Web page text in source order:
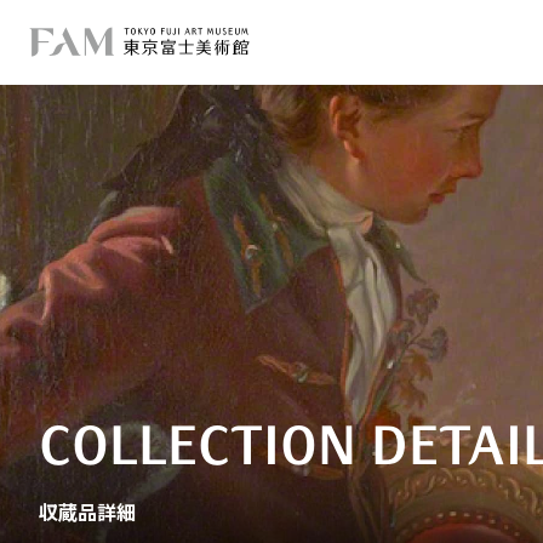
COLLECTION
収蔵品詳細